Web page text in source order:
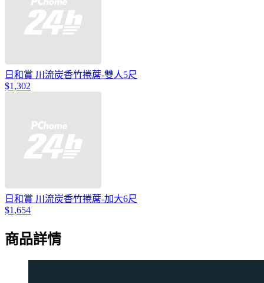
日和賞 川流炭香竹捲蓆-雙人5尺
$1,302
日和賞 川流炭香竹捲蓆-加大6尺
$1,654
商品詳情